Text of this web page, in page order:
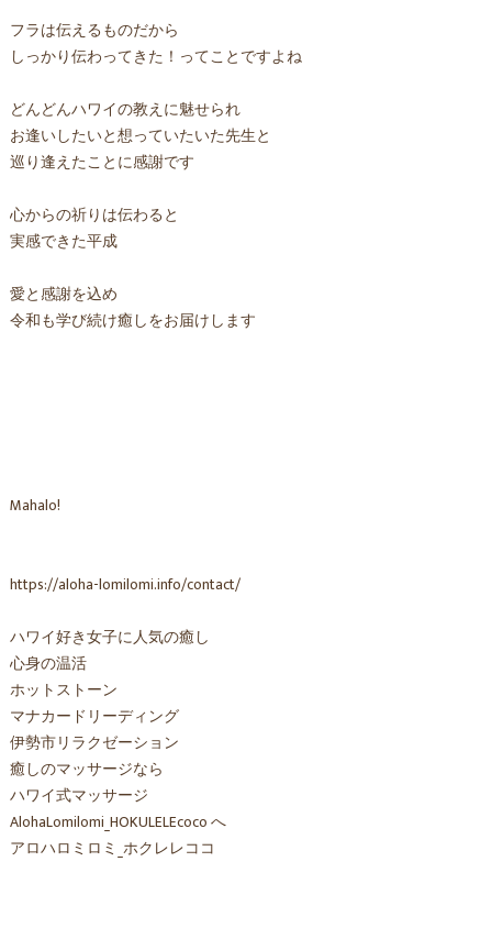
フラは伝えるものだから
しっかり伝わってきた！ってことですよね
どんどんハワイの教えに魅せられ
お逢いしたいと想っていたいた先生と
巡り逢えたことに感謝です
心からの祈りは伝わると
実感できた平成
愛と感謝を込め
令和も学び続け癒しをお届けします
Mahalo!
https://aloha-lomilomi.info/contact/
ハワイ好き女子に人気の癒し
心身の温活
ホットストーン
マナカードリーディング
伊勢市リラクゼーション
癒しのマッサージなら
ハワイ式マッサージ
AlohaLomilomi_HOKULELEcoco へ
アロハロミロミ_ホクレレココ